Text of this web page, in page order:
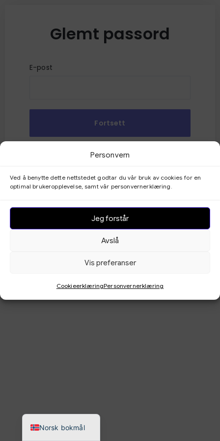
Personvern
Ved å benytte dette nettstedet godtar du vår bruk av cookies for en
optimal brukeropplevelse, samt vår personvernerklæring.
Jeg forstår
Avslå
Vis preferanser
CookieerklæringPersonvernerklæring
Glemt passord
E-post
Fortsett
Gå tilbake
Norsk bokmål